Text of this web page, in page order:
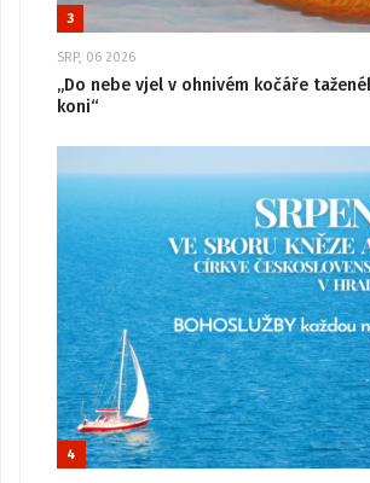
3
SRP, 06 2026
„Do nebe vjel v ohnivém kočáře
koni“
4